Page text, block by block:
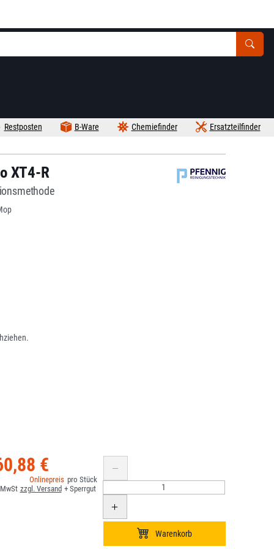
Ersatzteilfinder
Chemiefinder
B-Ware
Restposten
XT4-R
€